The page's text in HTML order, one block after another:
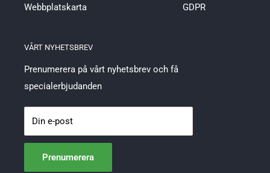
Webbplatskarta
GDPR
VÅRT NYHETSBREV
Prenumerera på vårt nyhetsbrev och få
specialerbjudanden
Din e-post
Prenumerera